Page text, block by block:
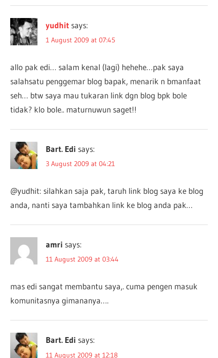
yudhit says:
1 August 2009 at 07:45
allo pak edi… salam kenal (lagi) hehehe…pak saya
salahsatu penggemar blog bapak, menarik n bmanfaat
seh… btw saya mau tukaran link dgn blog bpk bole
tidak? klo bole.. maturnuwun saget!!
Bart. Edi says:
3 August 2009 at 04:21
@yudhit: silahkan saja pak, taruh link blog saya ke blog
anda, nanti saya tambahkan link ke blog anda pak…
amri says:
11 August 2009 at 03:44
mas edi sangat membantu saya,. cuma pengen masuk
komunitasnya gimananya….
Bart. Edi says:
11 August 2009 at 12:18